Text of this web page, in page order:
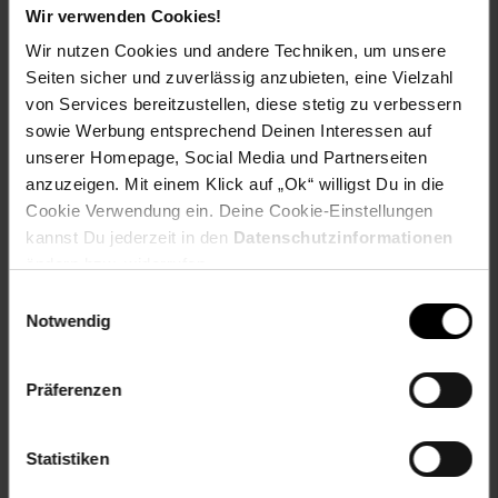
Wir verwenden Cookies!
Wir nutzen Cookies und andere Techniken, um unsere
Seiten sicher und zuverlässig anzubieten, eine Vielzahl
von Services bereitzustellen, diese stetig zu verbessern
sowie Werbung entsprechend Deinen Interessen auf
unserer Homepage, Social Media und Partnerseiten
anzuzeigen. Mit einem Klick auf „Ok“ willigst Du in die
Cookie Verwendung ein. Deine Cookie-Einstellungen
kannst Du jederzeit in den Datenschutzinformationen
Notwendig
Präferenzen
Statistiken
Schlauchlänge: ca. 1,5 m
Maße: ca. B 55 x H 34 x T 22 cm
Gewicht: ca. 5,5 kg
Artikelnummer: 1480962000